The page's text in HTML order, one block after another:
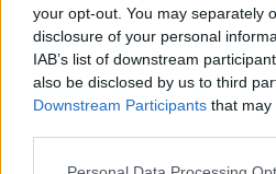
your opt-out. You may separately
disclosure of your personal
IAB’s list of downstream
also be disclosed by us to third
Downstream Participants that may
Para António Carlos, o
dos últimos anos representa o
objetivos que traçou quando
setor imobiliário. O empresário
reconhecimento conquistado
Rio de Janeiro:
propõe parceria com
“reforçar
comércio exterior”